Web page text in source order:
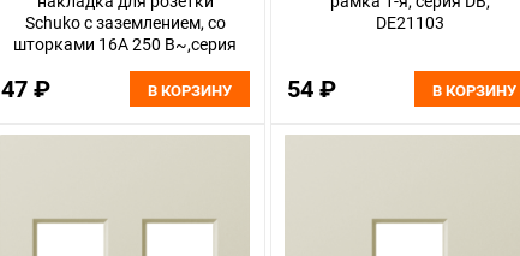
Schuko с заземлением, со
шторками 16A 250 В~,серия
47 ₽ В КОРЗИНУ
DE21103
54 ₽ В КОРЗИНУ